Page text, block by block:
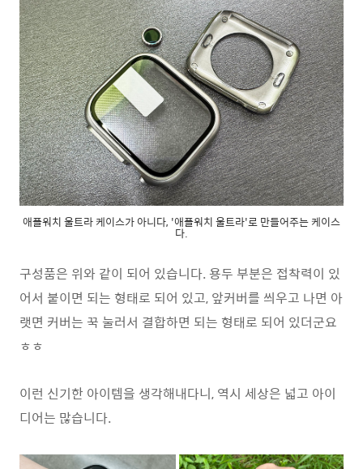
애플워치 울트라 케이스가 아니다, '애플워치 울트라'로 만들어주는 케이스
다.
구성품은 위와 같이 되어 있습니다. 용두 부분은 접착력이 있
어서 붙이면 되는 형태로 되어 있고, 앞커버를 씌우고 나면 아
랫면 커버는 꾹 눌러서 결합하면 되는 형태로 되어 있더군요
ㅎㅎ
이런 신기한 아이템을 생각해내다니, 역시 세상은 넓고 아이
디어는 많습니다.